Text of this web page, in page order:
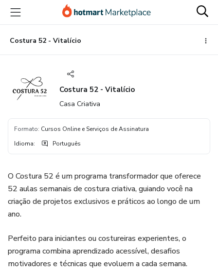
para
conteúdo
principal
para
pagamento
para
rodapé
Costura 52 - Vitalício
Costura 52 - Vitalício
Casa Criativa
Formato: Cursos Online e Serviços de Assinatura
Idioma: Português
O Costura 52 é um programa transformador que oferece
52 aulas semanais de costura criativa, guiando você na
criação de projetos exclusivos e práticos ao longo de um
ano.
Perfeito para iniciantes ou costureiras experientes, o
programa combina aprendizado acessível, desafios
motivadores e técnicas que evoluem a cada semana.